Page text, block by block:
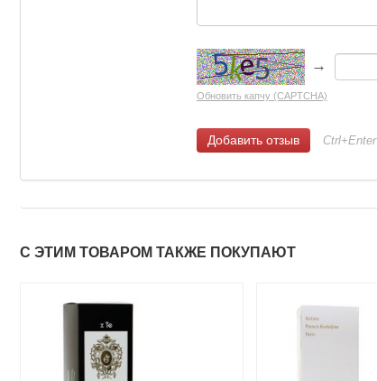
→
Обновить капчу (CAPTCHA)
Ctrl+Enter
С ЭТИМ ТОВАРОМ ТАКЖЕ ПОКУПАЮТ